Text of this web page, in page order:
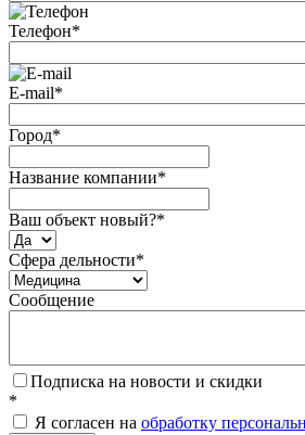
Телефон*
E-mail*
Город*
Название компании*
Ваш объект новый?*
Сфера дельности*
Сообщение
Подписка на новости и скидки
*
Я согласен на обработку